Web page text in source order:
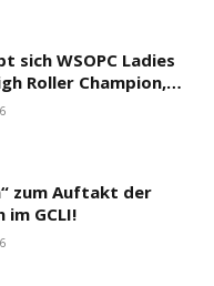
sich WSOPC Ladies
Roller Champion,
zum Auftakt der
im GCLI!